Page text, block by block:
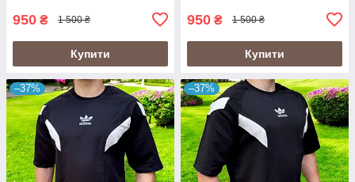
950 ₴ 1 500 ₴
Купити
950 ₴ 1 500 ₴
Купити
–37% –37%